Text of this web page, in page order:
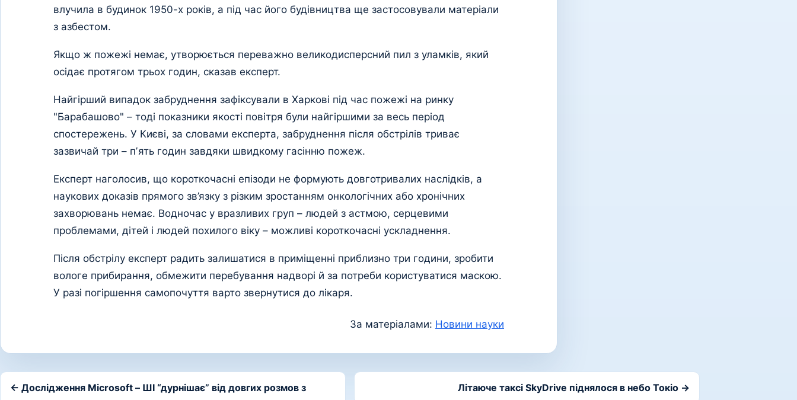
влучила в будинок 1950-х років, а під час його будівництва ще застосовували матеріали
з азбестом.
Якщо ж пожежі немає, утворюється переважно великодисперсний пил з уламків, який
осідає протягом трьох годин, сказав експерт.
Найгірший випадок забруднення зафіксували в Харкові під час пожежі на ринку
"Барабашово" – тоді показники якості повітря були найгіршими за весь період
спостережень. У Києві, за словами експерта, забруднення після обстрілів триває
зазвичай три – пʼять годин завдяки швидкому гасінню пожеж.
Експерт наголосив, що короткочасні епізоди не формують довготривалих наслідків, а
наукових доказів прямого зв’язку з різким зростанням онкологічних або хронічних
захворювань немає. Водночас у вразливих груп – людей з астмою, серцевими
проблемами, дітей і людей похилого віку – можливі короткочасні ускладнення.
Після обстрілу експерт радить залишатися в приміщенні приблизно три години, зробити
вологе прибирання, обмежити перебування надворі й за потреби користуватися маскою.
У разі погіршення самопочуття варто звернутися до лікаря.
За матеріалами: Новини науки
← Дослідження Microsoft – ШІ “дурнішає” від довгих розмов з
Літаюче таксі SkyDrive піднялося в небо Токіо →